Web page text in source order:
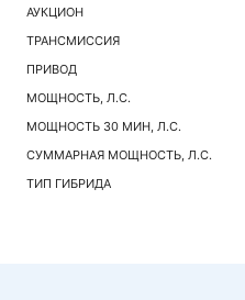
АУКЦИОН
ТРАНСМИССИЯ
ПРИВОД
МОЩНОСТЬ, Л.С.
МОЩНОСТЬ 30 МИН, Л.С.
СУММАРНАЯ МОЩНОСТЬ, Л.С.
ТИП ГИБРИДА